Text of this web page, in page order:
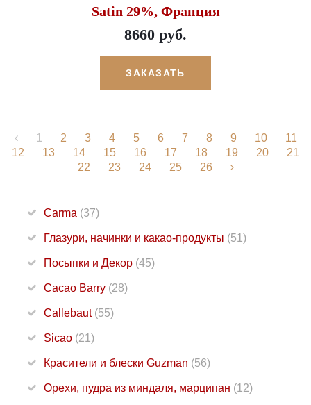
Satin 29%, Франция
8660 руб.
ЗАКАЗАТЬ
1 2 3 4 5 6 7 8 9 10
11
12
13 14 15 16 17 18 19 20
21
22
23 24 25 26
Carma (37)
Глазури, начинки и какао-продукты (51)
Посыпки и Декор (45)
Cacao Barry (28)
Callebaut (55)
Sicao (21)
Красители и блески Guzman (56)
Орехи, пудра из миндаля, марципан (12)